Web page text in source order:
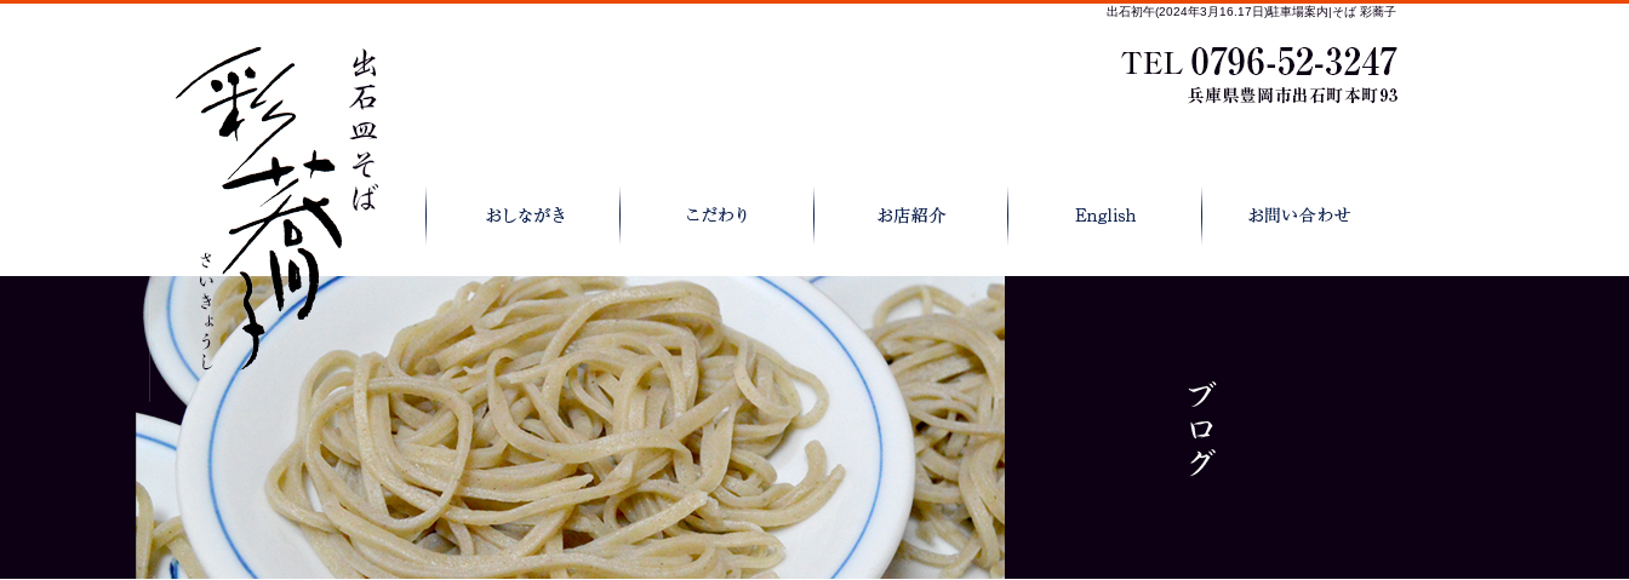
出石初午(2024年3月16.17日)駐車場案内|そば 彩蕎子